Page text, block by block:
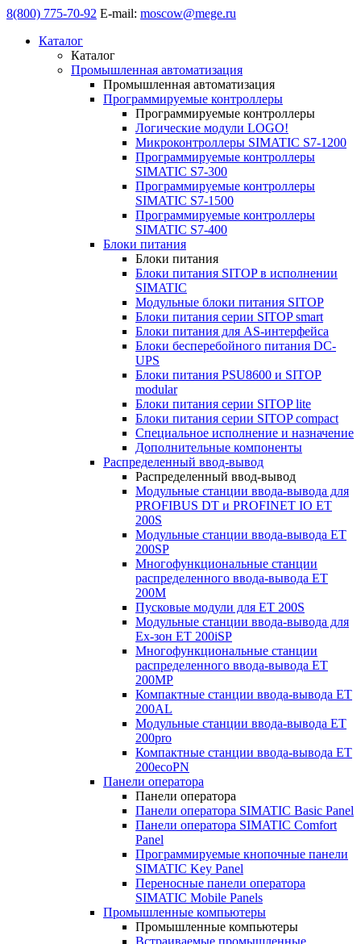
8(800) 775-70-92 E-mail: moscow@mege.ru
Каталог
Каталог
Промышленная автоматизация
Промышленная автоматизация
Программируемые контроллеры
Программируемые контроллеры
Логические модули LOGO!
Микроконтроллеры SIMATIC S7-1200
Программируемые контроллеры
SIMATIC S7-300
Программируемые контроллеры
SIMATIC S7-1500
Программируемые контроллеры
SIMATIC S7-400
Блоки питания
Блоки питания
Блоки питания SITOP в исполнении
SIMATIC
Модульные блоки питания SITOP
Блоки питания серии SITOP smart
Блоки питания для AS-интерфейса
Блоки бесперебойного питания DC-
UPS
Блоки питания PSU8600 и SITOP
modular
Блоки питания серии SITOP lite
Блоки питания серии SITOP compact
Специальное исполнение и назначение
Дополнительные компоненты
Распределенный ввод-вывод
Распределенный ввод-вывод
Модульные станции ввода-вывода для
PROFIBUS DT и PROFINET IO ET
200S
Модульные станции ввода-вывода ET
200SP
Многофункциональные станции
распределенного ввода-вывода ET
200M
Пусковые модули для ET 200S
Модульные станции ввода-вывода для
Ex-зон ET 200iSP
Многофункциональные станции
распределенного ввода-вывода ET
200MP
Компактные станции ввода-вывода ET
200AL
Модульные станции ввода-вывода ET
200pro
Компактные станции ввода-вывода ET
200ecoPN
Панели оператора
Панели оператора
Панели оператора SIMATIC Basic Panel
Панели оператора SIMATIC Comfort
Panel
Программируемые кнопочные панели
SIMATIC Key Panel
Переносные панели оператора
SIMATIC Mobile Panels
Промышленные компьютеры
Промышленные компьютеры
Встраиваемые промышленные